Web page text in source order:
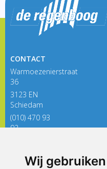
Wij
CONTACT
Warmoezenierstraat
36
3123 EN
Schiedam
(010) 470 93
92